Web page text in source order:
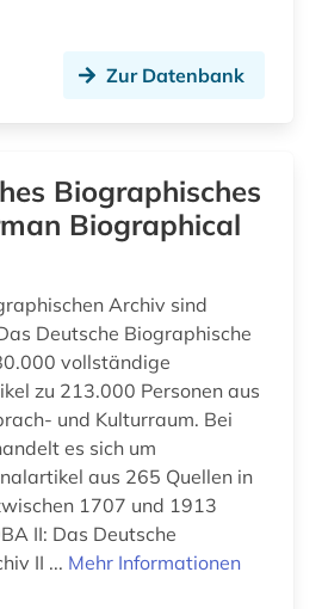
biografie anfänge-1970 (1)
biographie 1750-1850 (1)
biographie 1815-1950 (1)
biographie 1815-2005 (1)
biographische nachschlagewerke (1)
(3)
Suedosteuropa (2)
Zur Datenbank
Biographisches
Biographical
Archiv sind
Deutsche Biographische
vollständige
zu 213.000 Personen aus
und Kulturraum. Bei
es sich um
aus 265 Quellen in
1707 und 1913
II: Das Deutsche
II ... Mehr Informationen